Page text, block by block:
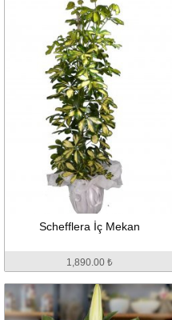
Schefflera İç Mekan
1,890.00 ₺